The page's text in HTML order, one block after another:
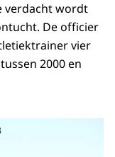
verdacht wordt
De officier
vier
2000 en